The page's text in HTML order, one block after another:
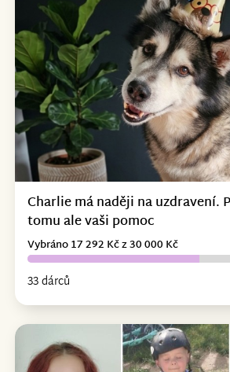
Charlie má naději na uzdravení.
tomu ale vaši pomoc
33 dárců
Vybráno 17 292 Kč z 30 000 Kč